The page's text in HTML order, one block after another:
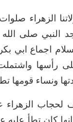
الزهراء صلوات
صلى الله
اجماع ابي
رأسها ‏واشتملت
ونساء قومها تطأ
لحجاب الزهراء
كان تطأ